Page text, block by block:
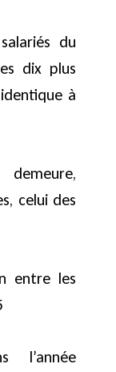
du
dix plus
à
celui des
entre les
l’année